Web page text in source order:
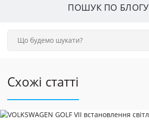
ПОШУК ПО БЛОГУ
Схожі статті